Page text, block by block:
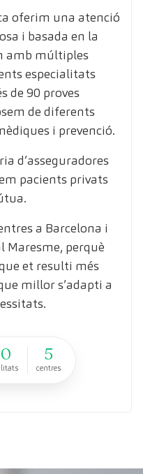
oferim una atenció
i basada en la
amb múltiples
especialitats
de 90 proves
de diferents
i prevenció.
d’asseguradores
pacients privats
a Barcelona i
Maresme, perquè
et resulti més
millor s’adapti a
5
centres